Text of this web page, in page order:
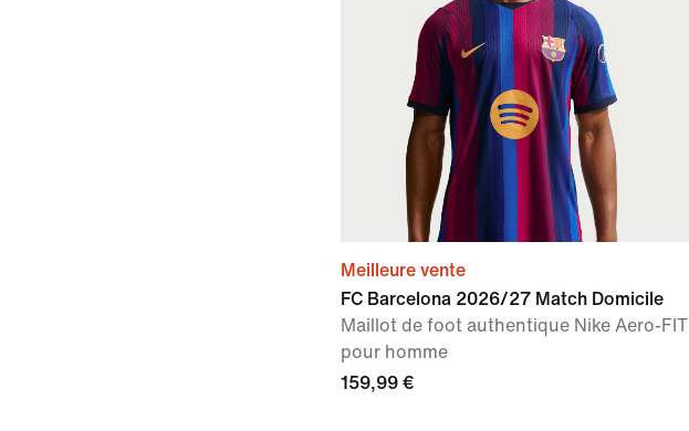
Meilleure vente
FC Barcelona 2026/27 Match Domicile
Maillot de foot authentique Nike Aero-FIT
pour homme
159,99 €